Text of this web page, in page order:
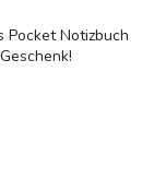
Pocket Notizbuch